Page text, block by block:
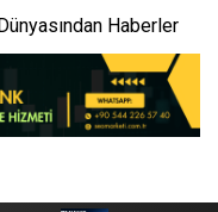
Haberler